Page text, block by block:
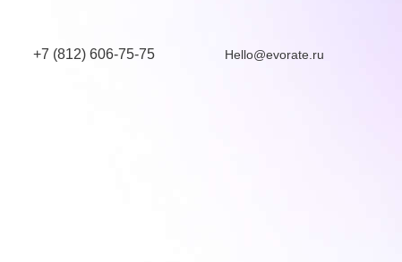
+7 (812) 606-75-75 Hello@evorate.ru